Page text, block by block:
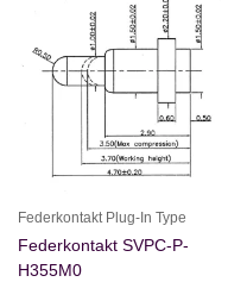
Federkontakt Plug-In Type
Federkontakt SVPC-P-
H355M0